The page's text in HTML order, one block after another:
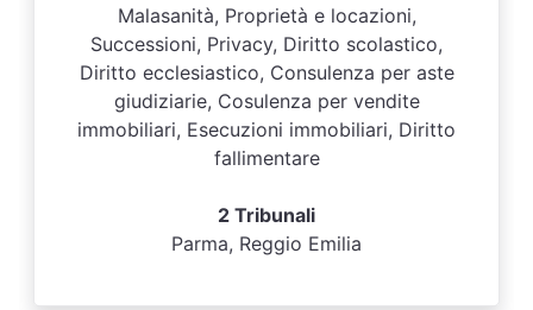
Malasanità, Proprietà e locazioni,
Successioni, Privacy, Diritto scolastico,
Diritto ecclesiastico, Consulenza per aste
giudiziarie, Cosulenza per vendite
immobiliari, Esecuzioni immobiliari, Diritto
fallimentare
2 Tribunali
Parma, Reggio Emilia